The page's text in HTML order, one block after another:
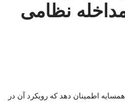
نظامی
اطمینان دهد که رویکرد آن در